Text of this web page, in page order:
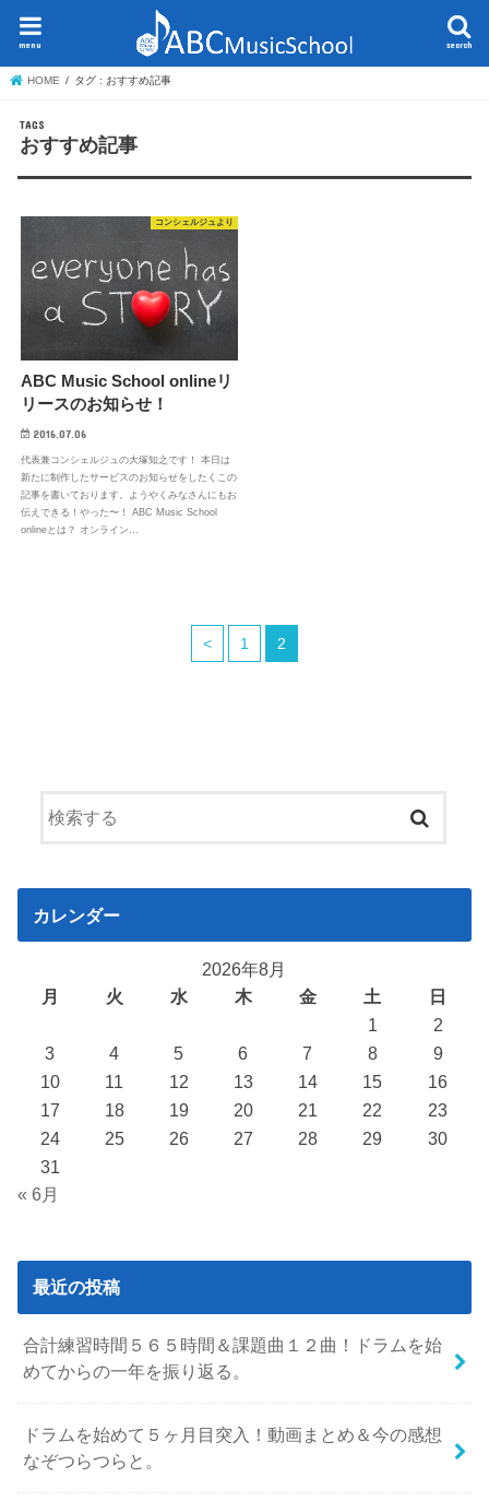
search
menu
HOME タグ : おすすめ記事
おすすめ記事
コンシェルジュより
ABC Music School onlineリ
リースのお知らせ！
2016.07.06
代表兼コンシェルジュの大塚知之です！ 本日は
新たに制作したサービスのお知らせをしたくこの
記事を書いております。ようやくみなさんにもお
伝えできる！やった〜！ ABC Music School
onlineとは？ オンライン…
< 1 2
カレンダー
2026年8月
月
火 水 木 金 土
日
1
2
3
4 5 6 7 8
9
10
11 12 13 14 15
16
17
18 19 20 21 22
23
24
25 26 27 28 29
30
31
« 6月
最近の投稿
合計練習時間５６５時間＆課題曲１２曲！ドラムを始
めてからの一年を振り返る。
ドラムを始めて５ヶ月目突入！動画まとめ＆今の感想
なぞつらつらと。